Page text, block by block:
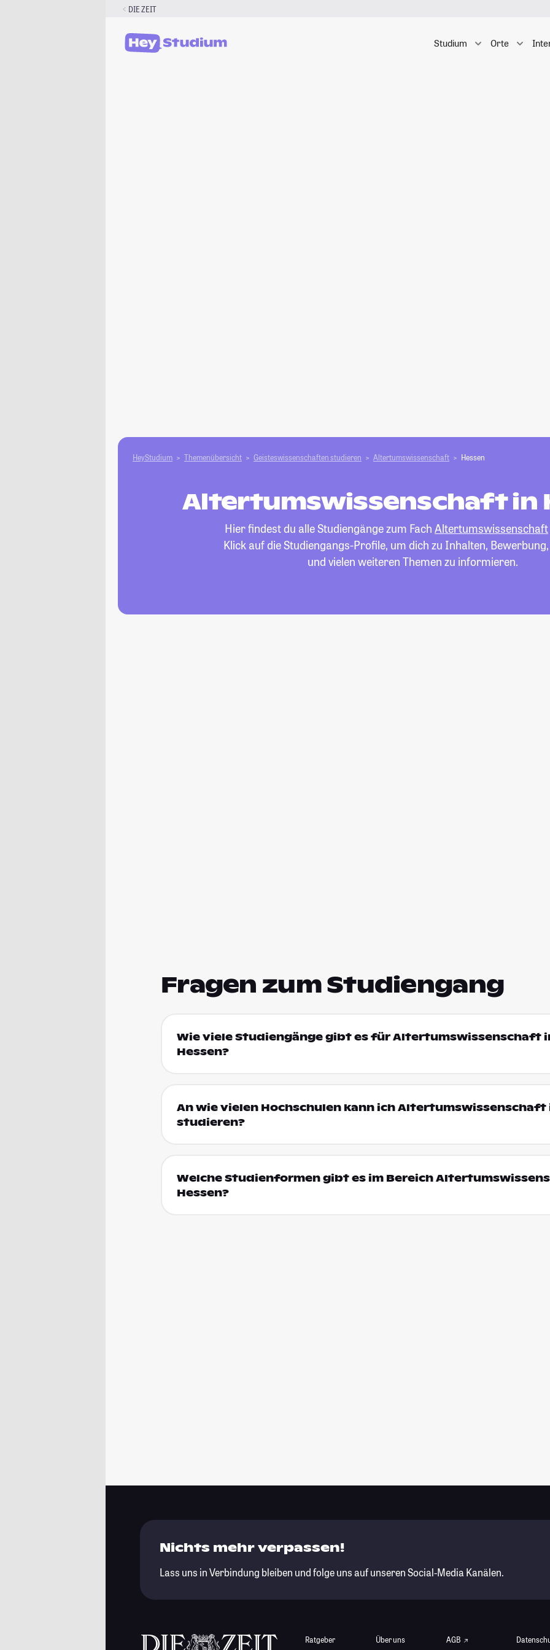
DIE ZEIT
Studium Orte
HeyStudium Themenübersicht Geisteswissenschaften studieren Altertumswissenschaft Hessen
Altertumswissenschaft in
Hier findest du alle Studiengänge zum Fach Altertumswissenschaft
Klick auf die Studiengangs-Profile, um dich zu Inhalten,
und vielen weiteren Themen zu informieren.
Fragen zum Studiengang
Wie viele Studiengänge gibt es für Altertumswissenschaft
Hessen?
An wie vielen Hochschulen kann ich Altertumswissenschaft
studieren?
Welche Studienformen gibt es im Bereich
Hessen?
Nichts mehr verpassen!
Lass uns in Verbindung bleiben und folge uns auf unseren Social-Media Kanälen.
Ratgeber Über uns AGB